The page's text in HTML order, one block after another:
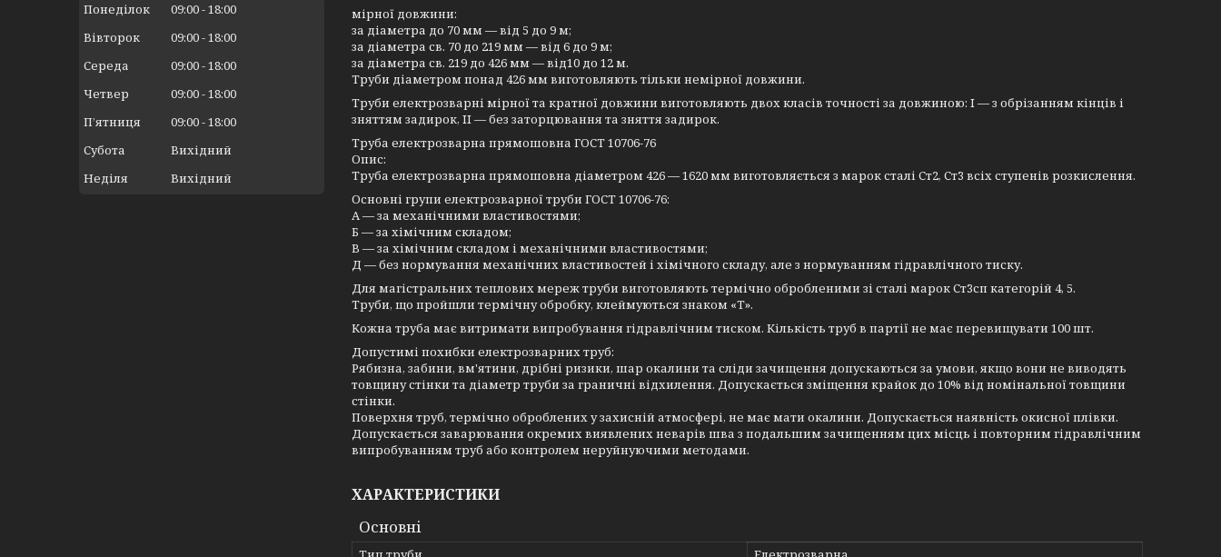
мірної довжини:
за діаметра до 70 мм — від 5 до 9 м;
за діаметра св. 70 до 219 мм — від 6 до 9 м;
за діаметра св. 219 до 426 мм — від10 до 12 м.
Труби діаметром понад 426 мм виготовляють тільки немірної довжини.
Труби електрозварні мірної та кратної довжини виготовляють двох класів точності за довжиною: I — з обрізанням кінців і
зняттям задирок, II — без заторцювання та зняття задирок.
Труба електрозварна прямошовна ГОСТ 10706-76
Опис:
Труба електрозварна прямошовна діаметром 426 — 1620 мм виготовляється з марок сталі Ст2, Ст3 всіх ступенів розкислення.
Основні групи електрозварної труби ГОСТ 10706-76:
А — за механічними властивостями;
Б — за хімічним складом;
В — за хімічним складом і механічними властивостями;
Д — без нормування механічних властивостей і хімічного складу, але з нормуванням гідравлічного тиску.
Для магістральних теплових мереж труби виготовляють термічно обробленими зі сталі марок Ст3сп категорій 4, 5.
Труби, що пройшли термічну обробку, клеймуються знаком «Т».
Кожна труба має витримати випробування гідравлічним тиском. Кількість труб в партії не має перевищувати 100 шт.
Допустимі похибки електрозварних труб:
Рябизна, забини, вм'ятини, дрібні ризики, шар окалини та сліди зачищення допускаються за умови, якщо вони не виводять
товщину стінки та діаметр труби за граничні відхилення. Допускається зміщення крайок до 10% від номінальної товщини
стінки.
Поверхня труб, термічно оброблених у захисній атмосфері, не має мати окалини. Допускається наявність окисної плівки.
Допускається заварювання окремих виявлених неварів шва з подальшим зачищенням цих місць і повторним гідравлічним
випробуванням труб або контролем неруйнуючими методами.
ХАРАКТЕРИСТИКИ
Основні
Понеділок 09:00 18:00
Вівторок
09:00 18:00
Середа
09:00 18:00
Четвер
09:00 18:00
Пʼятниця
09:00 18:00
Субота
Вихідний
Неділя
Вихідний